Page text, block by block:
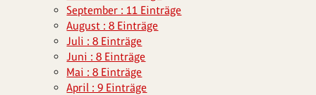
September : 11 Einträge
August : 8 Einträge
Juli : 8 Einträge
Juni : 8 Einträge
Mai : 8 Einträge
April : 9 Einträge